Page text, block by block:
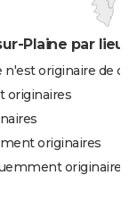
Plaine par lieu
n'est originaire de
originaires
originaires
originaires